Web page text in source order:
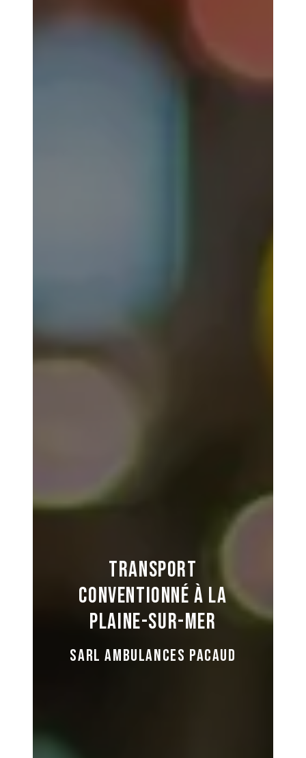
Transport
conventionné à La
Plaine-sur-Mer
SARL AMBULANCES PACAUD